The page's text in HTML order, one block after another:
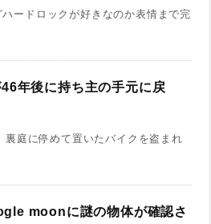
ードロックが好きなのか表情まで完
年後に持ち主の手元に戻
裏庭に停めて置いたバイクを盗まれ
moonに謎の物体が確認さ